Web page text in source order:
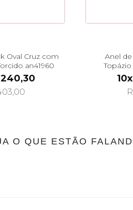
Oval Cruz com
an41960
240,30
Anel
O QUE ESTÃO